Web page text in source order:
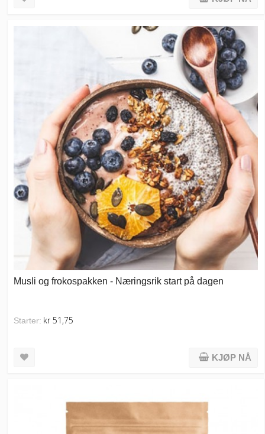
Musli og frokospakken - Næringsrik start på dagen
Starter: kr 51,75
KJØP NÅ